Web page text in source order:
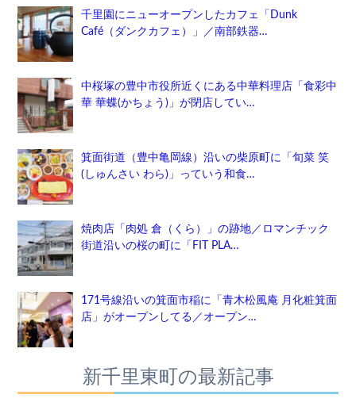
千里園にニューオープンしたカフェ「Dunk
Café（ダンクカフェ）」／南部鉄器…
中桜塚の豊中市役所近くにある中華料理店「食彩中
華 華蝶(かちょう)」が閉店してい…
箕面街道（豊中亀岡線）沿いの柴原町に「旬菜 笑
(しゅんさい わら)」っていう和食…
焼肉店「肉処 倉（くら）」の跡地／ロマンチック
街道沿いの桜の町に「FIT PLA…
171号線沿いの箕面市稲に「青木松風庵 月化粧箕面
店」がオープンしてる／オープン…
新千里東町の最新記事